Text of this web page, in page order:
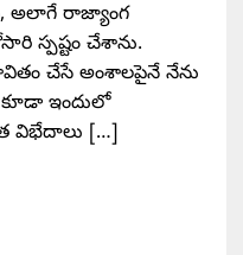
అలాగే రాజ్యాంగ
స్పష్టం చేశాను.
చేసే అంశాలపైనే నేను
కూడా ఇందులో
విభేదాలు […]